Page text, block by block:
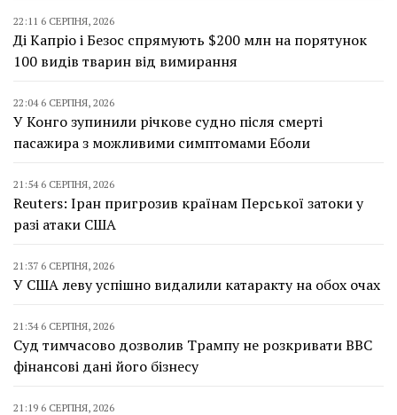
22:11 6 СЕРПНЯ, 2026
Ді Капріо і Безос спрямують $200 млн на порятунок
100 видів тварин від вимирання
22:04 6 СЕРПНЯ, 2026
У Конго зупинили річкове судно після смерті
пасажира з можливими симптомами Еболи
21:54 6 СЕРПНЯ, 2026
Reuters: Іран пригрозив країнам Перської затоки у
разі атаки США
21:37 6 СЕРПНЯ, 2026
У США леву успішно видалили катаракту на обох очах
21:34 6 СЕРПНЯ, 2026
Суд тимчасово дозволив Трампу не розкривати BBC
фінансові дані його бізнесу
21:19 6 СЕРПНЯ, 2026